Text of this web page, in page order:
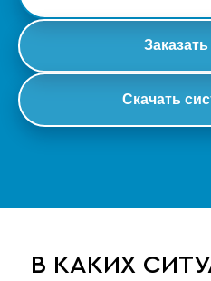
Скачать
В КАКИХ